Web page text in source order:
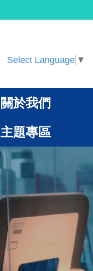
Select Language ▼
關於我們
主題專區